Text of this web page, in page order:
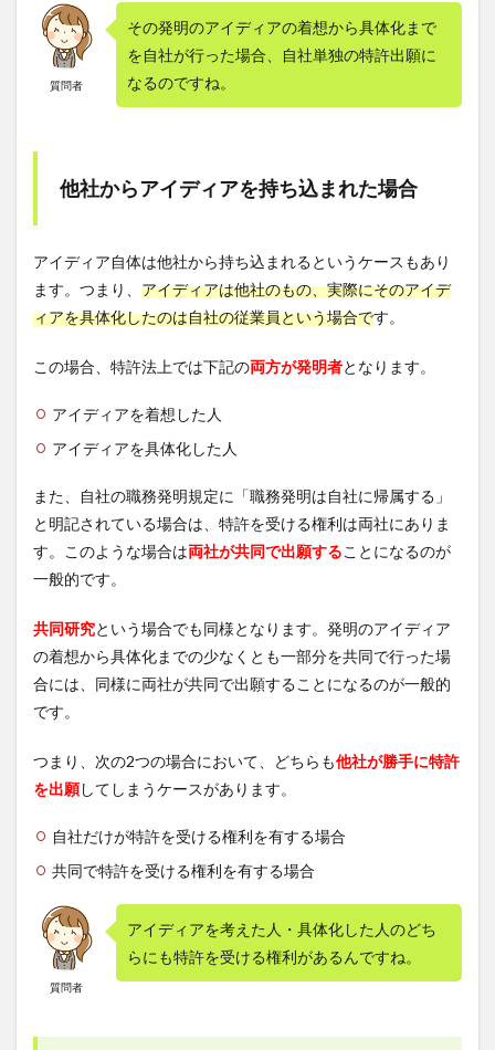
質問者
その発明のアイディアの着想から具体化まで
を自社が行った場合、自社単独の特許出願に
なるのですね。
他社からアイディアを持ち込まれた場合
アイディア自体は他社から持ち込まれるというケースもあり
ます。つまり、 アイディアは他社のもの、実際にそのアイデ
ィアを具体化したのは自社の従業員という場合です。
この場合、特許法上では下記の両方が発明者となります。
アイディアを着想した人
アイディアを具体化した人
また、自社の職務発明規定に「職務発明は自社に帰属する」
と明記されている場合は、特許を受ける権利は両社にありま
す。このような場合は両社が共同で出願することになるのが
一般的です。
共同研究という場合でも同様となります。発明のアイディア
の着想から具体化までの少なくとも一部分を共同で行った場
合には、同様に両社が共同で出願することになるのが一般的
です。
つまり、次の2つの場合において、どちらも他社が勝手に特許
を出願してしまうケースがあります。
自社だけが特許を受ける権利を有する場合
共同で特許を受ける権利を有する場合
質問者
アイディアを考えた人・具体化した人のどち
らにも特許を受ける権利があるんですね。